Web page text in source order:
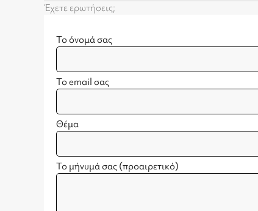
Έχετε ερωτήσεις;
Το όνομά σας
Το email σας
Θέμα
Το μήνυμά σας (προαιρετικό)